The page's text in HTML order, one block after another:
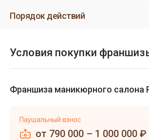
Порядок действий
Условия покупки
Франшиза маникюрного салона
Паушальный взнос
от 790 000 – 1 000 000 ₽